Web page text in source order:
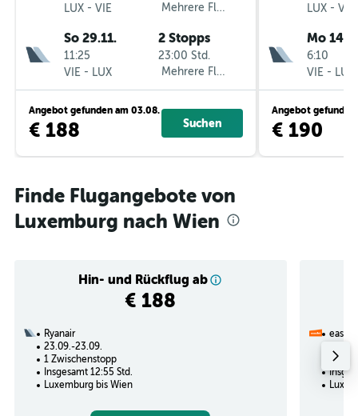
LUX - VIE
Mehrere Fluglinien
So 29.11.
11:25
VIE - LUX
2 Stopps
23:00 Std.
Mehrere Fluglinien
Angebot gefunden am 03.08.
€ 188 Suchen
LUX - VIE
Mo 14.9.
6:10
VIE - LUX
Angebot gefunden
€ 190
Finde Flugangebote von
Luxemburg nach Wien
Hin- und Rückflug ab
€ 188
Ryanair
23.09.-23.09.
1 Zwischenstopp
Insgesamt 12:55 Std.
Luxemburg bis Wien
1